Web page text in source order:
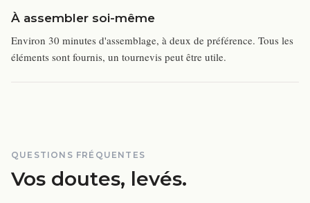
À assembler soi-même
Environ 30 minutes d'assemblage, à deux de préférence. Tous les
éléments sont fournis, un tournevis peut être utile.
QUESTIONS FRÉQUENTES
Vos doutes, levés.